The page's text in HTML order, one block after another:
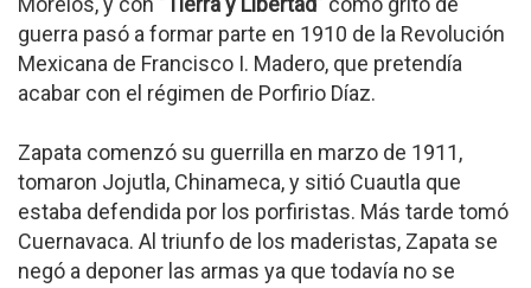
guerra pasó a formar parte en 1910 de la Revolución
Mexicana de Francisco I. Madero, que pretendía
acabar con el régimen de Porfirio Díaz.
Zapata comenzó su guerrilla en marzo de 1911,
tomaron Jojutla, Chinameca, y sitió Cuautla que
estaba defendida por los porfiristas. Más tarde tomó
Cuernavaca. Al triunfo de los maderistas, Zapata se
negó a deponer las armas ya que todavía no se